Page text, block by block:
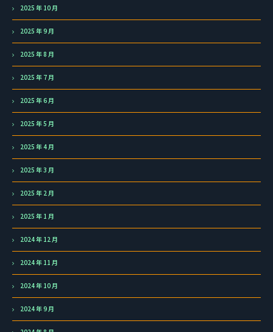
2025 年 10 月
2025 年 9 月
2025 年 8 月
2025 年 7 月
2025 年 6 月
2025 年 5 月
2025 年 4 月
2025 年 3 月
2025 年 2 月
2025 年 1 月
2024 年 12 月
2024 年 11 月
2024 年 10 月
2024 年 9 月